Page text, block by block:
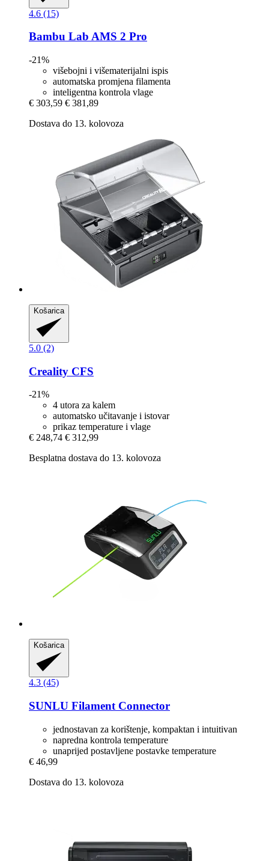
4.6 (15)
Bambu Lab AMS 2 Pro
-21%
višebojni i višematerijalni ispis
automatska promjena filamenta
inteligentna kontrola vlage
€ 303,59 € 381,89
Dostava do 13. kolovoza
Košarica
5.0 (2)
Creality CFS
-21%
4 utora za kalem
automatsko učitavanje i istovar
prikaz temperature i vlage
€ 248,74 € 312,99
Besplatna dostava do 13. kolovoza
Košarica
4.3 (45)
SUNLU Filament Connector
jednostavan za korištenje, kompaktan i intuitivan
napredna kontrola temperature
unaprijed postavljene postavke temperature
€ 46,99
Dostava do 13. kolovoza